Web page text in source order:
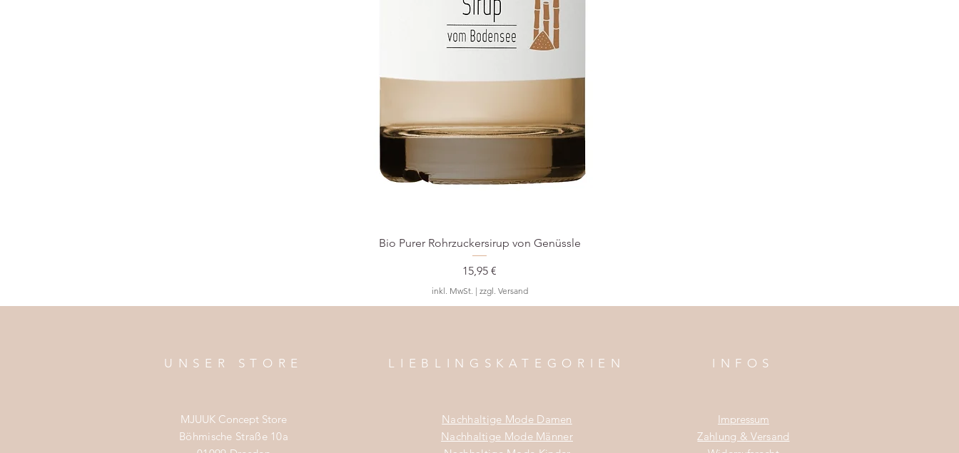
Bio Purer Rohrzuckersirup von Genüssle
Preis
15,95 €
inkl. MwSt. | zzgl. Versand
UNSER STORE
MJUUK Concept Store
Böhmische Straße 10a
LIEBLINGSKATEGORIEN
Nachhaltige Mode Damen
Nachhaltige Mode Männer
INFOS
Impressum
Zahlung & Versand